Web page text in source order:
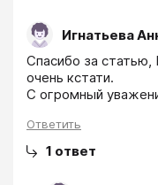
Игнатьева
Спасибо за статью,
очень кстати.
С огромный
Ответить
1 ответ